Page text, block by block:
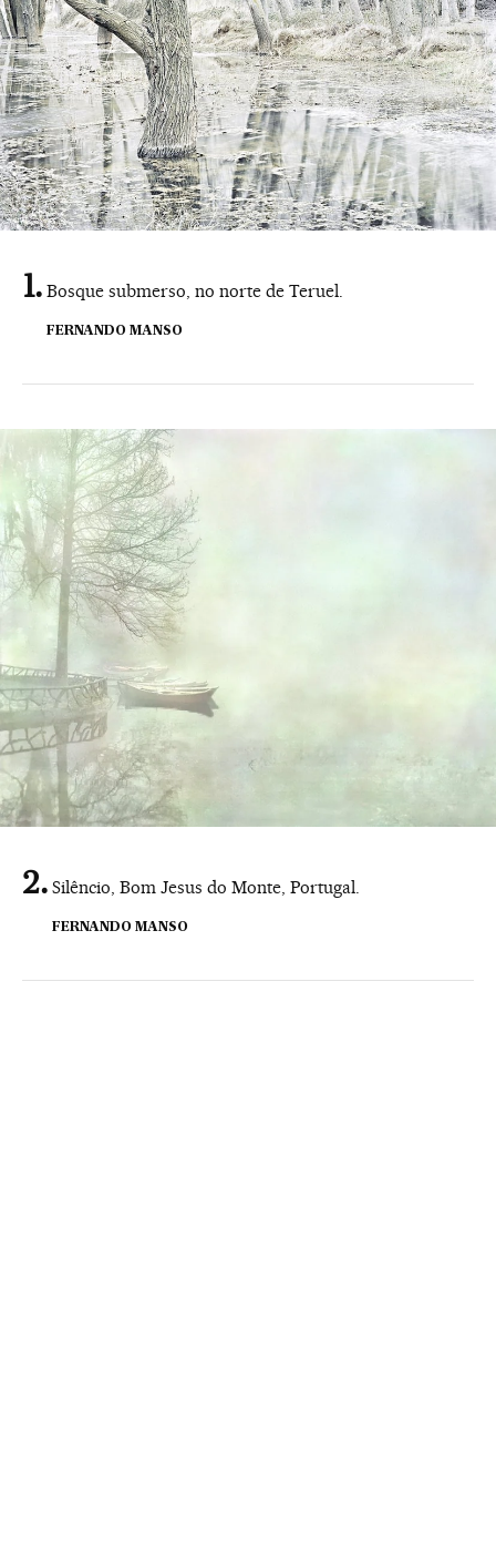
Bosque submerso, no norte de Teruel.
FERNANDO MANSO
Silêncio, Bom Jesus do Monte, Portugal.
FERNANDO MANSO